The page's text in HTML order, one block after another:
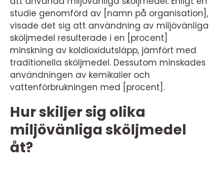
studie genomförd av [namn på organisation],
visade det sig att användning av miljövänliga
sköljmedel resulterade i en [procent]
minskning av koldioxidutsläpp, jämfört med
traditionella sköljmedel. Dessutom minskades
användningen av kemikalier och
vattenförbrukningen med [procent].
Hur skiljer sig olika
miljövänliga sköljmedel
åt?